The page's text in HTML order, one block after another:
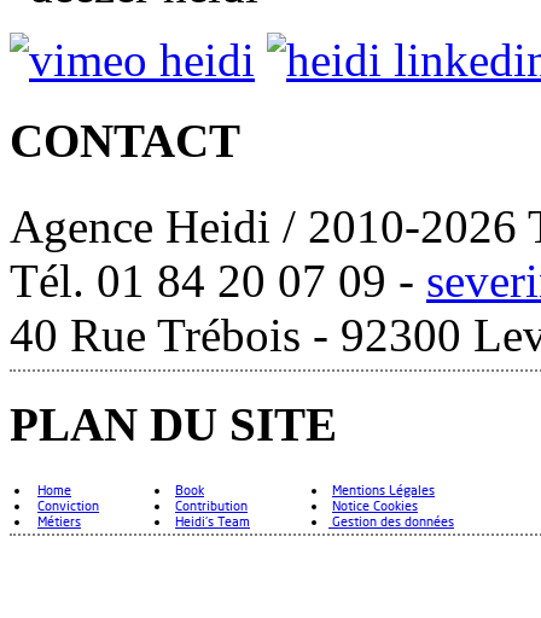
CONTACT
Agence Heidi / 2010-2026
Tél. 01 84 20 07 09 -
40 Rue Trébois - 92300
PLAN DU SITE
Home
Conviction
Métiers
Book
Contribution
Heidi's Team
Mentions Légales
Notice Cookies
Gestion des données